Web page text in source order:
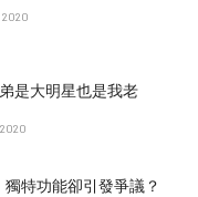
2020
是大明星也是我老
2020
獨特功能卻引發爭議？